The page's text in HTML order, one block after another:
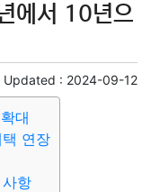
화폐 블록체인
증권 인테리어
스포츠
IT
에서 10년으
Updated : 2024-09-12
대
연장
항